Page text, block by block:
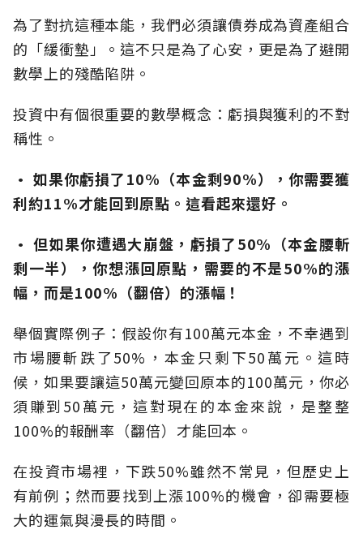
為了對抗這種本能，我們必須讓債券成為資產組合
的「緩衝墊」。這不只是為了心安，更是為了避開
數學上的殘酷陷阱。
投資中有個很重要的數學概念：虧損與獲利的不對
稱性。
· 如果你虧損了10%（本金剩90%），你需要獲
利約11%才能回到原點。這看起來還好。
· 但如果你遭遇大崩盤，虧損了50%（本金腰斬
剩一半），你想漲回原點，需要的不是50%的漲
幅，而是100%（翻倍）的漲幅！
舉個實際例子：假設你有100萬元本金，不幸遇到
市場腰斬跌了50%，本金只剩下50萬元。這時
候，如果要讓這50萬元變回原本的100萬元，你必
須賺到50萬元，這對現在的本金來說，是整整
100%的報酬率（翻倍）才能回本。
在投資市場裡，下跌50%雖然不常見，但歷史上
有前例；然而要找到上漲100%的機會，卻需要極
大的運氣與漫長的時間。